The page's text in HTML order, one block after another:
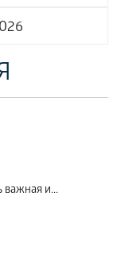
важная и...